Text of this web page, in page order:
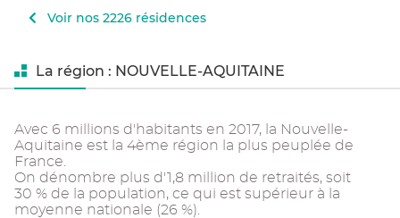
Voir nos 2226 résidences
La région : NOUVELLE-AQUITAINE
Avec 6 millions d'habitants en 2017, la Nouvelle-
Aquitaine est la 4ème région la plus peuplée de
France.
On dénombre plus d'1,8 million de retraités, soit
30 % de la population, ce qui est supérieur à la
moyenne nationale (26 %).